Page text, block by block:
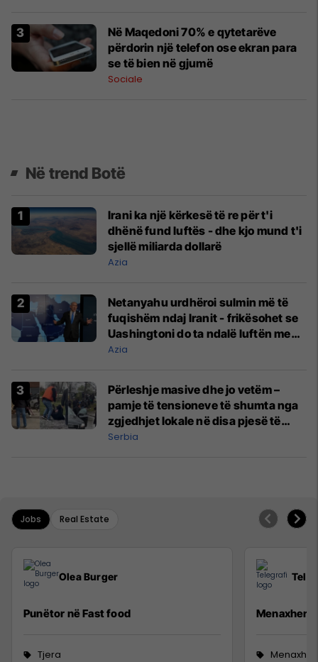
Në Maqedoni 70% e qytetarëve
përdorin një telefon ose ekran para
se të bien në gjumë
Sociale
Në trend Botë
Irani ka një kërkesë të re për t'i
dhënë fund luftës - dhe kjo mund t'i
sjellë miliarda dollarë
Azia
Netanyahu urdhëroi sulmin më të
fuqishëm ndaj Iranit - frikësohet se
Uashingtoni do ta ndalë luftën me
Teheranin
Azia
Përleshje masive dhe jo vetëm –
pamje të tensioneve të shumta nga
zgjedhjet lokale në disa pjesë të
Serbisë
Serbia
Jobs Real Estate
Olea Burger
Punëtor në Fast food
Tjera
Menaxher/